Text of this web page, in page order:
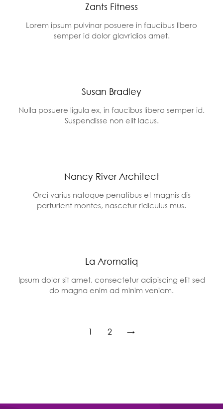
Zants Fitness
Lorem ipsum pulvinar posuere in faucibus libero
semper id dolor glavridios amet.
Susan Bradley
Nulla posuere ligula ex, in faucibus libero semper id.
Suspendisse non elit lacus.
Nancy River Architect
Orci varius natoque penatibus et magnis dis
parturient montes, nascetur ridiculus mus.
La Aromatiq
Ipsum dolor sit amet, consectetur adipiscing elit sed
do magna enim ad minim veniam.
1 2 →